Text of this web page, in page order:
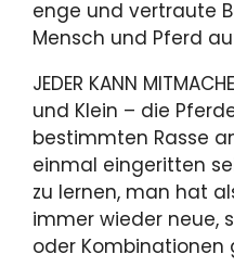
enge und vertraute
Mensch und Pferd
JEDER KANN
und Klein – die
bestimmten Rasse
einmal eingeritten
zu lernen, man hat
immer wieder neue,
oder Kombinationen